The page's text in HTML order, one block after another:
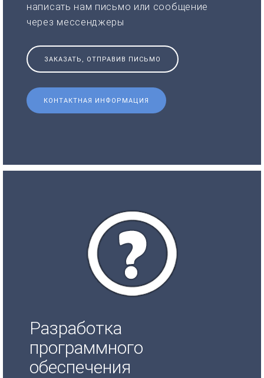
написать нам письмо или сообщение
через мессенджеры
ЗАКАЗАТЬ, ОТПРАВИВ ПИСЬМО
КОНТАКТНАЯ ИНФОРМАЦИЯ
Разработка
программного
обеспечения